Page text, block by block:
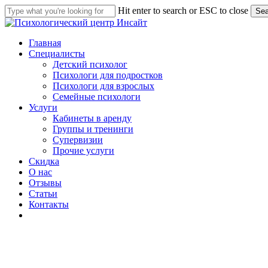
Skip
to
content
Hit enter to search or ESC to close
Close
Menu
Главная
Специалисты
Детский психолог
Психологи для подростков
Психологи для взрослых
Семейные психологи
Услуги
Кабинеты в аренду
Группы и тренинги
Супервизии
Прочие услуги
Скидка
О нас
Отзывы
Статьи
Контакты